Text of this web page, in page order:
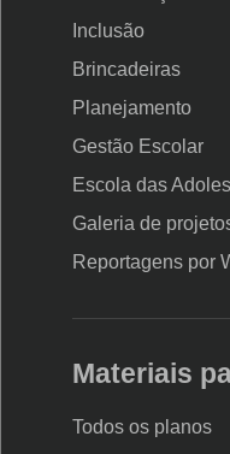
Inclusão
Brincadeiras
Planejamento
Gestão Escolar
Escola das
Galeria de
Reportagens por
Materiais
Todos os planos